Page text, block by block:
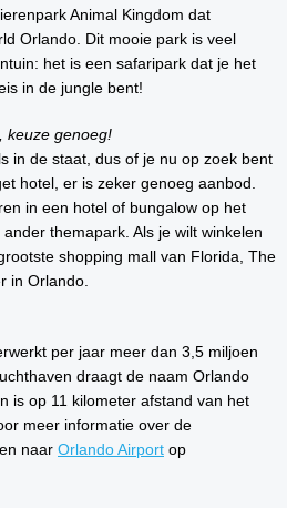
Animal Kingdom dat
Orlando. Dit mooie park is veel
het is een safaripark dat je het
in de jungle bent!
keuze genoeg!
in de staat, dus of je nu op zoek bent
hotel, er is zeker genoeg aanbod.
in een hotel of bungalow op het
themapark. Als je wilt winkelen
shopping mall van Florida, The
in Orlando.
per jaar meer dan 3,5 miljoen
draagt de naam Orlando
is op 11 kilometer afstand van het
meer informatie over de
naar Orlando Airport op